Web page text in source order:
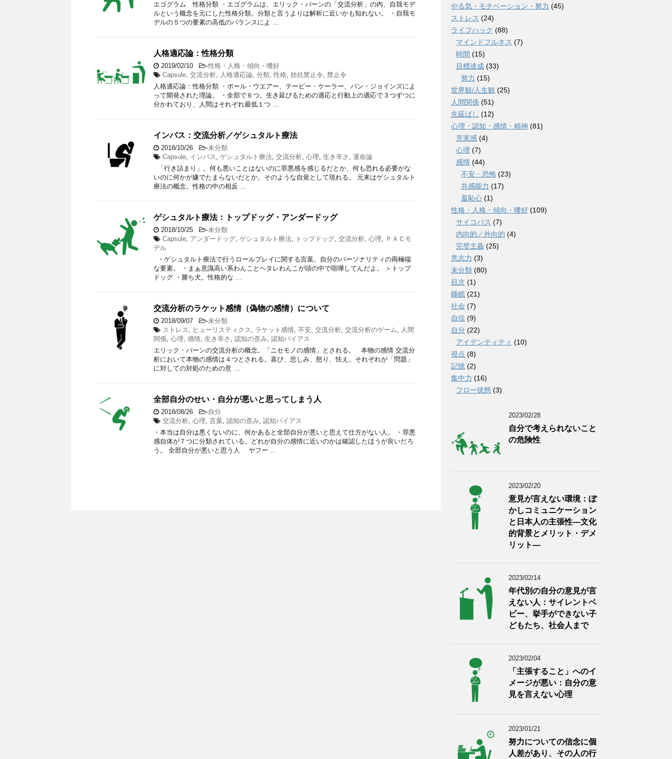
エゴグラム 性格分類 ・エゴグラムは、エリック・バーンの「交流分析」の内、自我モデ
ルという概念を元にした性格分類。分類と言うよりは解析に近いかも知れない。 ・自我モ
デルの５つの要素の高低のバランスによ …
人格適応論：性格分類
2019/02/10 -性格・人格・傾向・嗜好
Capsule, 交流分析, 人格適応論, 分類, 性格, 拮抗禁止令, 禁止令
人格適応論：性格分類 ・ポール・ウエアー、テービー・ケーラー、バン・ジョインズによ
って開発された理論。 ・全部で６つ。生き延びるための適応と行動上の適応で３つずつに
分かれており、人間はそれぞれ最低１つ …
インパス：交流分析／ゲシュタルト療法
2018/10/26 -未分類
Capsule, インパス , ゲシュタルト療法, 交流分析, 心理, 生き辛さ , 運命論
「行き詰まり」。何も悪いことはないのに罪悪感を感じるだとか、何も恐れる必要がな
いのに何かが嫌でたまらないだとか。そのような自覚として現れる。 元来はゲシュタルト
療法の概念。性格の中の相反 …
ゲシュタルト療法：トップドッグ・アンダードッグ
2018/10/25 -未分類
Capsule, アンダードッグ, ゲシュタルト療法, トップドッグ, 交流分析, 心理, ＰＡＣモ
デル
・ゲシュタルト療法で行うロールプレイに関する言葉。自分のパーソナリティの両極端
な要素。 ・まぁ意識高い系わんことヘタレわんこが頭の中で喧嘩してんだよ。 ＞トップ
ドッグ ・勝ち犬。性格的な …
交流分析のラケット感情（偽物の感情）について
2018/09/07 -未分類
ストレス , ヒューリスティクス , ラケット感情, 不安, 交流分析, 交流分析のゲーム, 人間
関係, 心理, 感情, 生き辛さ , 認知の歪み, 認知バイアス
エリック・バーンの交流分析の概念。「ニセモノの感情」とされる。 本物の感情 交流分
析において本物の感情は４つとされる。喜び、悲しみ、怒り、怯え。それぞれが「問題」
に対しての対処のための意 …
全部自分のせい・自分が悪いと思ってしまう人
2018/08/26 -自分
交流分析, 心理, 言葉, 認知の歪み, 認知バイアス
・本当は自分は悪くないのに、何かあると全部自分が悪いと思えて仕方がない人。 ・罪悪
感自体が７つに分類されている。どれが自分の感情に近いのかは確認したほうが良いだろ
う。 全部自分が悪いと思う人 ヤフー …
やる気・モチベーション・努力 (45)
ストレス (24)
ライフハック (88)
マインドフルネス (7)
時間 (15)
目標達成 (33)
努力 (15)
世界観/人生観 (25)
人間関係 (51)
先延ばし (12)
心理・認知・感情・精神 (81)
充実感 (4)
心理 (7)
感情 (44)
不安・恐怖 (23)
共感能力 (17)
羞恥心 (1)
性格・人格・傾向・嗜好 (109)
サイコパス (7)
内向的／外向的 (4)
完璧主義 (25)
意志力 (3)
未分類 (80)
目次 (1)
睡眠 (21)
社会 (7)
自信 (9)
自分 (22)
アイデンティティ (10)
視点 (8)
記憶 (2)
集中力 (16)
フロー状態 (3)
2023/02/28
自分で考えられないこと
の危険性
2023/02/20
意見が言えない環境：ぼ
かしコミュニケーション
と日本人の主張性―文化
的背景とメリット・デメ
リット―
2023/02/14
年代別の自分の意見が言
えない人：サイレントベ
ビー、挙手ができない子
どもたち、社会人まで
2023/02/04
「主張すること」へのイ
メージが悪い：自分の意
見を言えない心理
2023/01/21
努力についての信念に個
人差があり、その人の行